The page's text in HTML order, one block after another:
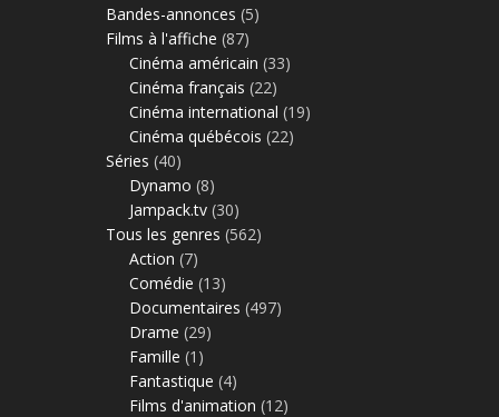
Bandes-annonces (5)
Films à l'affiche (87)
Cinéma américain (33)
Cinéma français (22)
Cinéma international (19)
Cinéma québécois (22)
Séries (40)
Dynamo (8)
Jampack.tv (30)
Tous les genres (562)
Action (7)
Comédie (13)
Documentaires (497)
Drame (29)
Famille (1)
Fantastique (4)
Films d'animation (12)